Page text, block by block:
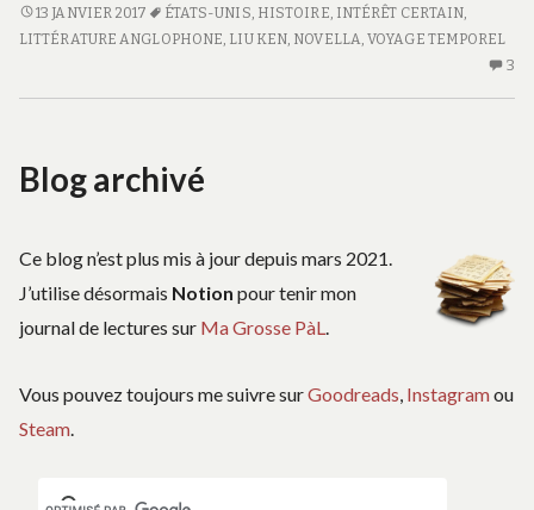
L’HOMME
QUI
13 JANVIER 2017 ÉTATS-UNIS HISTOIRE INTÉRÊT CERTAIN
LITTÉRATURE ANGLOPHONE LIU KEN NOVELLA ,VOYAGE TEMPOREL
3
Blog archivé
Ce blog n’est plus mis à jour depuis mars 2021.
J’utilise désormais Notion pour tenir mon
journal de lectures sur Ma Grosse PàL.
Vous pouvez toujours me suivre surGoodreads, Instagramou
Steam.